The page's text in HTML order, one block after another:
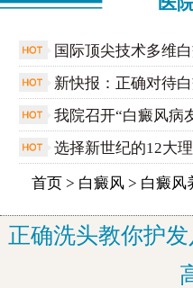
国际顶尖技术多维
新快报：正确对待
我院召开“白癜风病
选择新世纪的12大
首页 > 白癜风 > 白癜风
正确洗头教你护